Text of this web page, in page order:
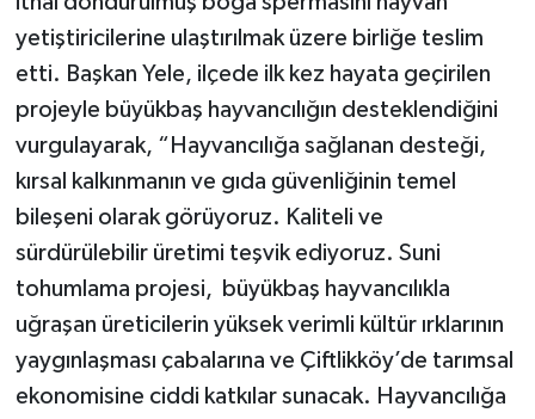
yetiştiricilerine ulaştırılmak üzere birliğe teslim
etti. Başkan Yele, ilçede ilk kez hayata geçirilen
projeyle büyükbaş hayvancılığın desteklendiğini
vurgulayarak, “Hayvancılığa sağlanan desteği,
kırsal kalkınmanın ve gıda güvenliğinin temel
bileşeni olarak görüyoruz. Kaliteli ve
sürdürülebilir üretimi teşvik ediyoruz. Suni
tohumlama projesi, büyükbaş hayvancılıkla
uğraşan üreticilerin yüksek verimli kültür ırklarının
yaygınlaşması çabalarına ve Çiftlikköy’de tarımsal
ekonomisine ciddi katkılar sunacak. Hayvancılığa